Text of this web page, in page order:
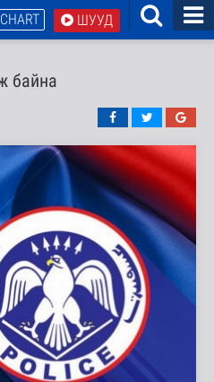
ШУУД
CHART
байна